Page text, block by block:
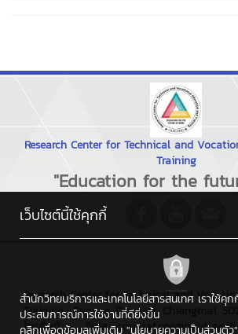
Research Center for Technical and
Training
"Education for the
Research Center for Technical and
Training : Papong, Doisaket, Chiangmai,
โทรศัพท์ : - , อีเมล : cm.cisat.coe@rmutl.ac.th
เว็บไซต์นี้ใช้คุกกี้
สำนักวิทยบริการและเทคโนโลยีสารสนเทศ เราใช้คุ
ประสบการณ์การใช้งานที่ดียิ่งขึ้น
คลิกเพื่อดูข้อมูลเพิ่มเติม "นโยบายความเป็นส่วนตัว"